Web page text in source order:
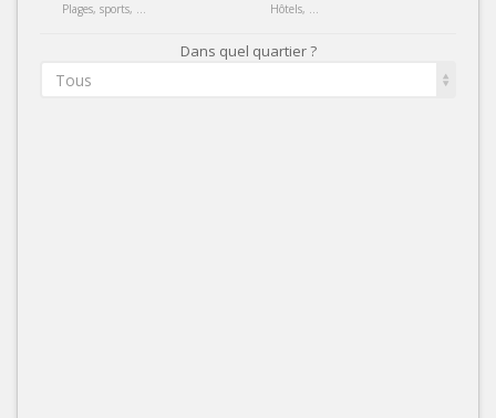
Plages, sports, ... Hôtels, ...
Dans quel quartier ?
Tous